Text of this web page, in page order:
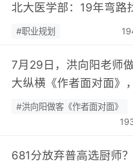
北大医学部：19年弯路
身热爱，可幸又可惜！
#职业规划
7月29日，洪向阳老师
大纵横《作者面对面》
您现场相聚！…
#洪向阳做客《作者面对面》
681分放弃普高选厨师